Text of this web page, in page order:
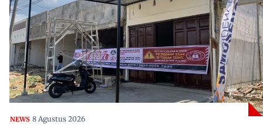
content
NEWS 8 Agustus 2026